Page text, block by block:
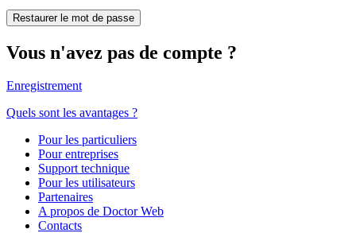
Restaurer le mot de passe
Vous n'avez pas de compte ?
Enregistrement
Quels sont les avantages ?
Pour les particuliers
Pour entreprises
Support technique
Pour les utilisateurs
Partenaires
A propos de Doctor Web
Contacts